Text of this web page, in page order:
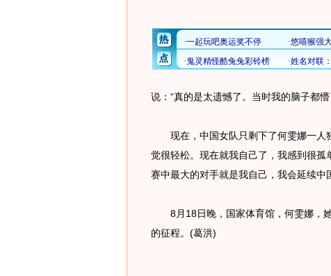
说：“真的是太遗憾了。当时我的脑子都
现在，中国女队只剩下了何雯娜一人
觉很轻松。现在就我自己了，我感到很孤
赛中最大的对手就是我自己，我会延续中
8月18日晚，国家体育馆，何雯娜，她
的征程。(葛洪)